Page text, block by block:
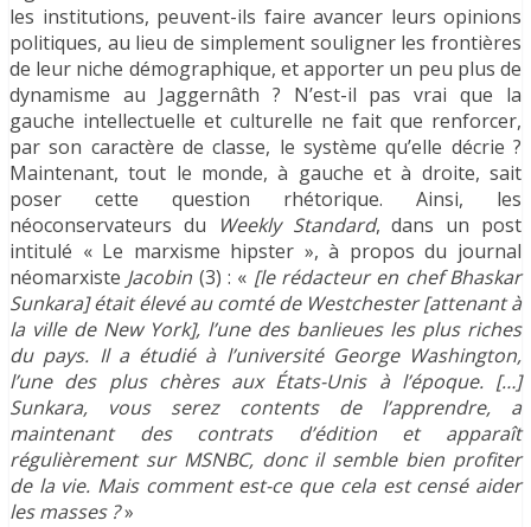
les institutions, peuvent-ils faire avancer leurs opinions
politiques, au lieu de simplement souligner les frontières
de leur niche démographique, et apporter un peu plus de
dynamisme au Jaggernâth ? N’est-il pas vrai que la
gauche intellectuelle et culturelle ne fait que renforcer,
par son caractère de classe, le système qu’elle décrie ?
Maintenant, tout le monde, à gauche et à droite, sait
poser cette question rhétorique. Ainsi, les
néoconservateurs du
Weekly Standard, dans un post
intitulé « Le marxisme hipster », à propos du journal
néomarxiste Jacobin (3) : « [le rédacteur en chef Bhaskar
Sunkara] était élevé au comté de Westchester [attenant à
la ville de New York], l’une des banlieues les plus riches
du pays. Il a étudié à l’université George Washington,
l’une des plus chères aux États-Unis à l’époque. […]
Sunkara, vous serez contents de l’apprendre, a
maintenant des contrats d’édition et apparaît
régulièrement sur MSNBC, donc il semble bien profiter
de la vie. Mais comment est-ce que cela est censé aider
les masses ?»